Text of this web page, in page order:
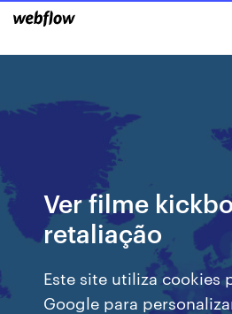
Ver filme
retaliação
Este site utiliza cookies
Google para